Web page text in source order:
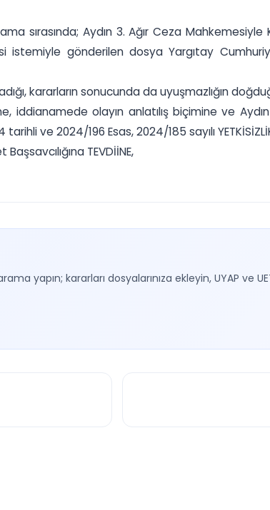
sırasında; Aydın 3. Ağır Ceza
istemiyle gönderilen dosya Yargıtay
kararların sonucunda da uyuşmazlığın
iddianamede olayın anlatılış biçimine ve
ve 2024/196 Esas, 2024/185 sayılı
TEVDİİNE,
yapın; kararları dosyalarınıza ekleyin, UYAP